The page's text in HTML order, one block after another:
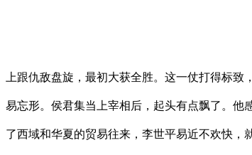
上跟仇敌盘旋，最初大获全胜。这一仗打得标致
易忘形。侯君集当上宰相后，起头有点飘了。他
了西域和华夏的贸易往来，李世平易近不欢快，